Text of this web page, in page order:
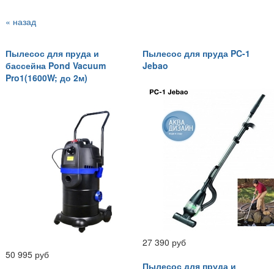
« назад
Пылесос для пруда и
бассейна Pond Vacuum
Pro1(1600W; до 2м)
50 995 руб
Пылесос для пруда PC-1
Jebao
27 390 руб
Пылесос для пруда и